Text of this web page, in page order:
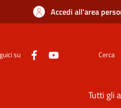
Accedi all'area
su Cerca
Tutti gli